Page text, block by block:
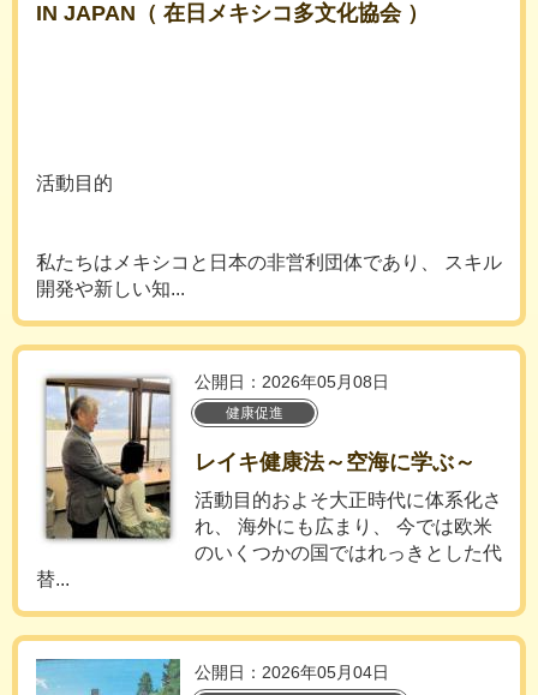
IN JAPAN（ 在日メキシコ多文化協会 ）
活動目的
私たちはメキシコと日本の非営利団体であり、 スキル
開発や新しい知...
公開日：2026年05月08日
健康促進
レイキ健康法～空海に学ぶ～
活動目的およそ大正時代に体系化さ
れ、 海外にも広まり、 今では欧米
のいくつかの国ではれっきとした代
替...
公開日：2026年05月04日